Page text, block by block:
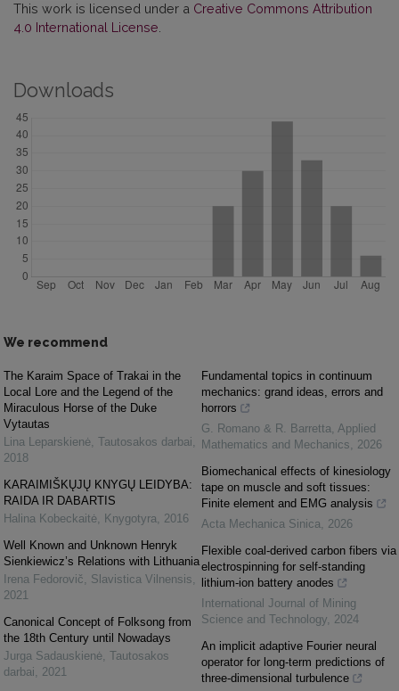
This work is licensed under a Creative Commons Attribution
4.0 International License
Downloads
We recommend
The Karaim Space of Trakai in the
Local Lore and the Legend of the
Miraculous Horse of the Duke
Vytautas
Lina Leparskienė, Tautosakos darbai,
2018
KARAIMIŠKŲJŲ KNYGŲ LEIDYBA:
RAIDA IR DABARTIS
Halina Kobeckaitė, Knygotyra, 2016
Well Known and Unknown Henryk
Sienkiewicz’s Relations with Lithuania
Irena Fedorovič, Slavistica Vilnensis,
2021
Canonical Concept of Folksong from
the 18th Century until Nowadays
Jurga Sadauskienė, Tautosakos
darbai, 2021
Fundamental topics in continuum
mechanics: grand ideas, errors and
horrors
G. Romano & R. Barretta, Applied
Mathematics and Mechanics, 2026
Biomechanical effects of kinesiology
tape on muscle and soft tissues:
Finite element and EMG analysis
Acta Mechanica Sinica, 2026
Flexible coal-derived carbon fibers via
electrospinning for self-standing
lithium-ion battery anodes
International Journal of Mining
Science and Technology, 2024
An implicit adaptive Fourier neural
operator for long-term predictions of
three-dimensional turbulence